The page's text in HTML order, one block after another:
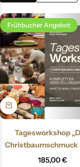
Frühbucher Angebot
Tagesworkshop
Christbaumschmuck
gemacht“
185,00€